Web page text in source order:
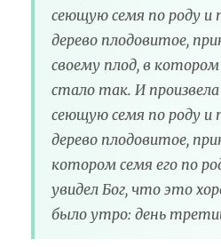
сеющую семя по роду и
дерево плодовитое,
своему плод, в
стало так. И произвела
сеющую семя по роду и
дерево плодовитое,
котором семя его по
увидел Бог, что это
было утро: день